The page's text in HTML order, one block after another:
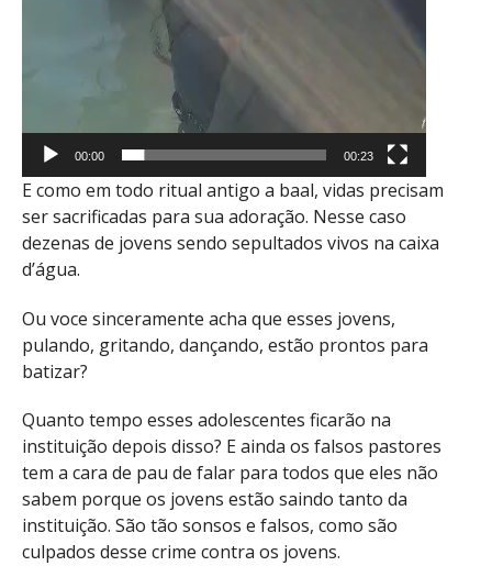
00:00 00:23
E como em todo ritual antigo a baal, vidas precisam
ser sacrificadas para sua adoração. Nesse caso
dezenas de jovens sendo sepultados vivos na caixa
d’água.
Ou voce sinceramente acha que esses jovens,
pulando, gritando, dançando, estão prontos para
batizar?
Quanto tempo esses adolescentes ficarão na
instituição depois disso? E ainda os falsos pastores
tem a cara de pau de falar para todos que eles não
sabem porque os jovens estão saindo tanto da
instituição. São tão sonsos e falsos, como são
culpados desse crime contra os jovens.